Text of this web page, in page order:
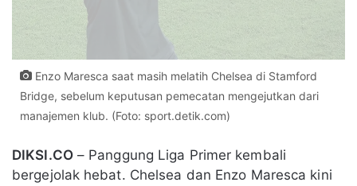
Enzo Maresca saat masih melatih Chelsea di Stamford
Bridge, sebelum keputusan pemecatan mengejutkan dari
manajemen klub. (Foto: sport.detik.com)
DIKSI.CO– Panggung Liga Primer kembali
bergejolak hebat. Chelsea dan Enzo Maresca kini